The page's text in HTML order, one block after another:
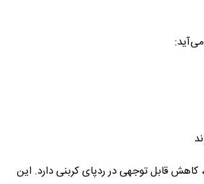
قابل توجهی در ردپای کربنی دارد. این